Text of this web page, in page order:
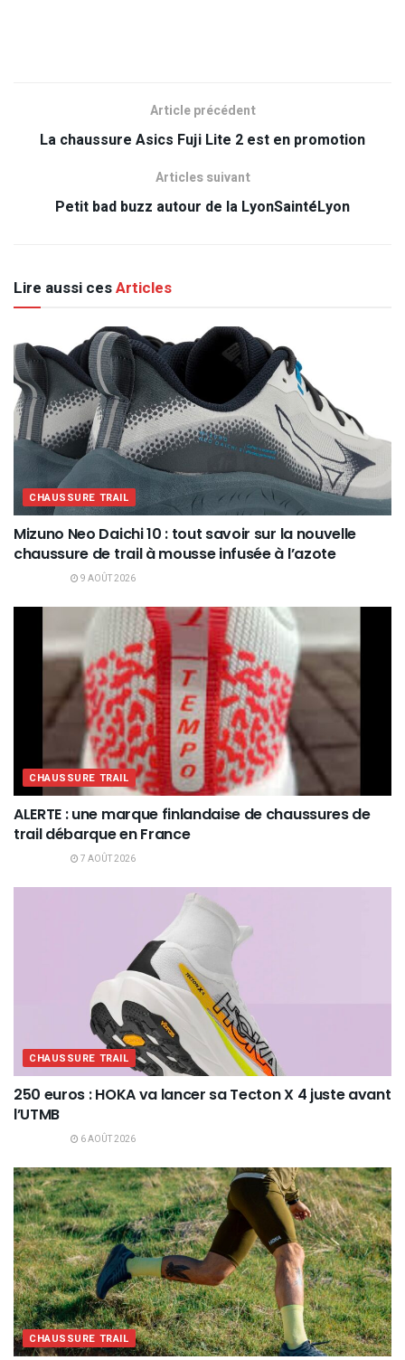
Article précédent
La chaussure Asics Fuji Lite 2 est en promotion
Articles suivant
Petit bad buzz autour de la LyonSaintéLyon
Lire aussi cesArticles
CHAUSSURE TRAIL
Mizuno Neo Daichi 10 : tout savoir sur la nouvelle
chaussure de trail à mousse infusée à l’azote
9 AOÛT 2026
CHAUSSURE TRAIL
ALERTE : une marque finlandaise de chaussures de
trail débarque en France
7 AOÛT 2026
CHAUSSURE TRAIL
250 euros : HOKA va lancer sa Tecton X 4 juste avant
l’UTMB
6 AOÛT 2026
CHAUSSURE TRAIL